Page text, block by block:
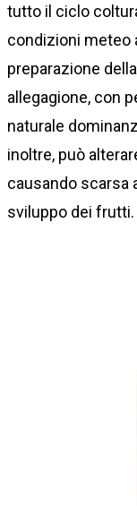
tutto il ciclo
condizioni meteo
preparazione
allegagione, con
naturale
inoltre, può
causando scarsa
sviluppo dei frutti.